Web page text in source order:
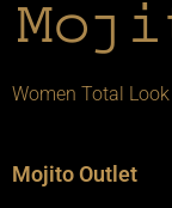
Women Total Look
Mojito Outlet